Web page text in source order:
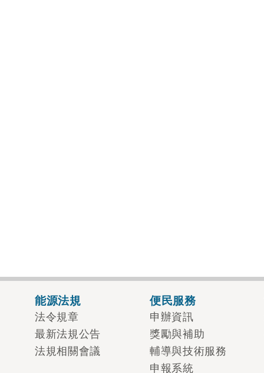
能源法規
法令規章
最新法規公告
法規相關會議
便民服務
申辦資訊
獎勵與補助
輔導與技術服務
申報系統